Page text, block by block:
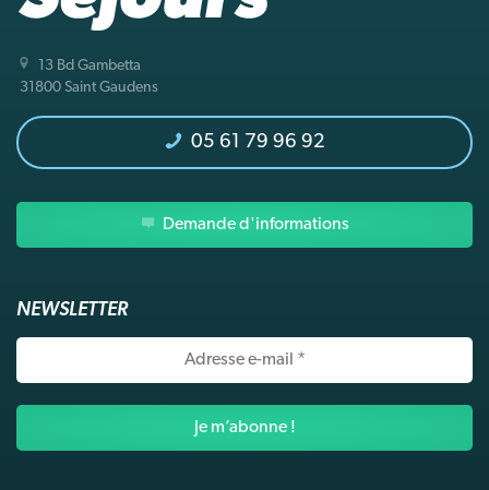
13 Bd Gambetta
31800 Saint Gaudens
05 61 79 96 92
Demande d'informations
NEWSLETTER